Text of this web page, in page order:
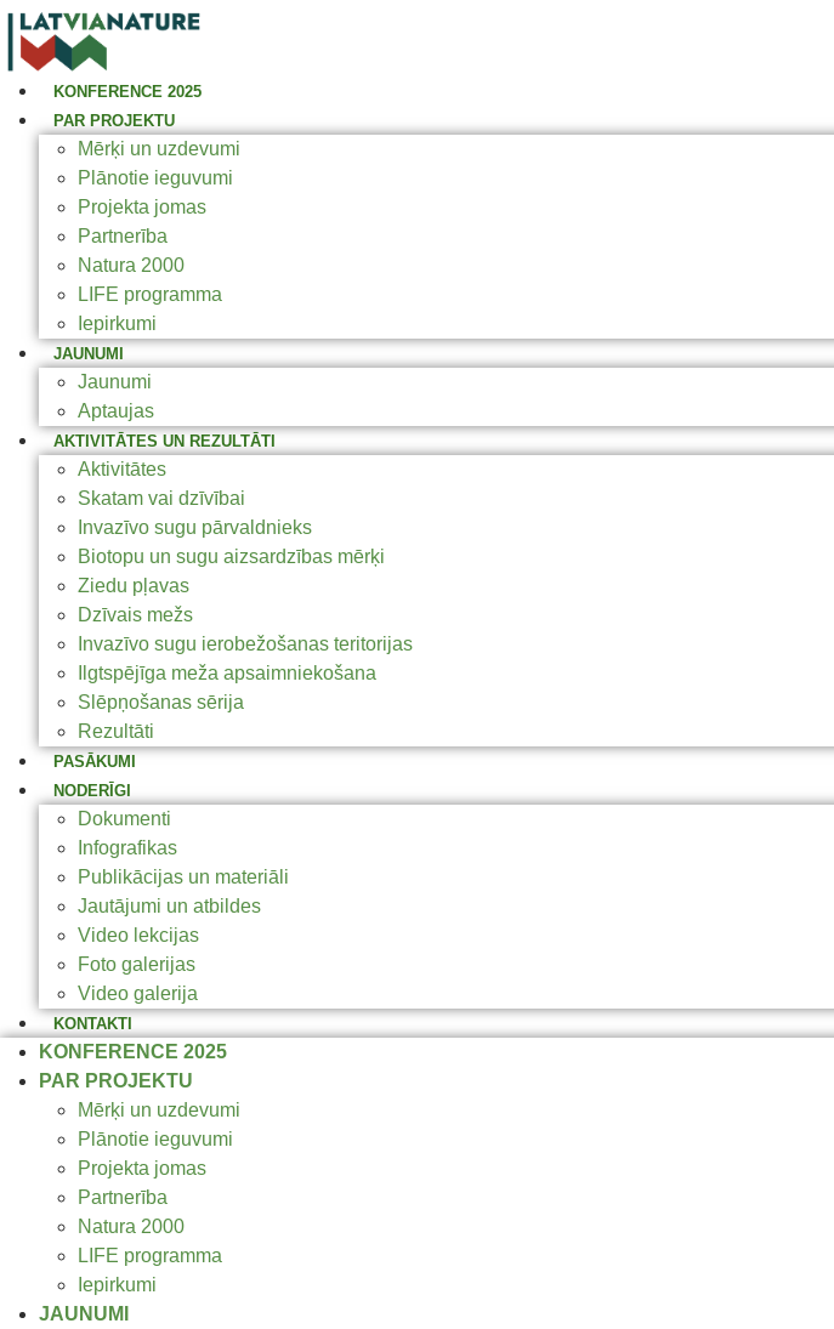
KONFERENCE 2025
PAR PROJEKTU
Mērķi un uzdevumi
Plānotie ieguvumi
Projekta jomas
Partnerība
Natura 2000
LIFE programma
Iepirkumi
JAUNUMI
Jaunumi
Aptaujas
AKTIVITĀTES UN REZULTĀTI
Aktivitātes
Skatam vai dzīvībai
Invazīvo sugu pārvaldnieks
Biotopu un sugu aizsardzības mērķi
Ziedu pļavas
Dzīvais mežs
Invazīvo sugu ierobežošanas teritorijas
Ilgtspējīga meža apsaimniekošana
Slēpņošanas sērija
Rezultāti
PASĀKUMI
NODERĪGI
Dokumenti
Infografikas
Publikācijas un materiāli
Jautājumi un atbildes
Video lekcijas
Foto galerijas
Video galerija
KONTAKTI
KONFERENCE 2025
PAR PROJEKTU
Mērķi un uzdevumi
Plānotie ieguvumi
Projekta jomas
Partnerība
Natura 2000
LIFE programma
Iepirkumi
JAUNUMI